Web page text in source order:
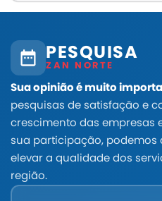
PESQUISA
ZAN NORTE
Sua opinião é muito
pesquisas de satisfação e
crescimento das empresas
sua participação,
elevar a qualidade dos
região.